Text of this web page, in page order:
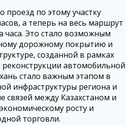
проезд по этому участку
а теперь на весь маршрут
часа. Это стало возможным
дорожному покрытию и
созданной в рамках
автомобильной
стало важным этапом в
инфраструктуры региона и
связей между Казахстаном и
росту и
торговли.